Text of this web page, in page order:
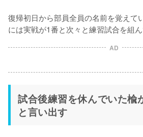
復帰初日から部員全員の名前を覚えて
には実戦が1番と次々と練習試合を組ん
AD
試合後練習を休んでいた楡
と言い出す